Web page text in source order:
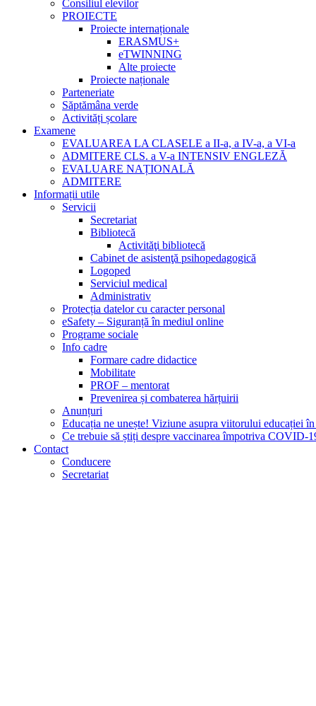
Consiliul elevilor
PROIECTE
Proiecte internaționale
ERASMUS+
eTWINNING
Alte proiecte
Proiecte naționale
Parteneriate
Săptămâna verde
Activități școlare
Examene
EVALUAREA LA CLASELE a II-a, a IV-a, a VI-a
ADMITERE CLS. a V-a INTENSIV ENGLEZĂ
EVALUARE NAȚIONALĂ
ADMITERE
Informații utile
Servicii
Secretariat
Bibliotecă
Activităţi bibliotecă
Cabinet de asistenţă psihopedagogică
Logoped
Serviciul medical
Administrativ
Protecția datelor cu caracter personal
eSafety – Siguranță în mediul online
Programe sociale
Info cadre
Formare cadre didactice
Mobilitate
PROF – mentorat
Prevenirea și combaterea hărțuirii
Anunțuri
Educația ne unește! Viziune asupra viitorului educației
Ce trebuie să știți despre vaccinarea împotriva COVID-
Contact
Conducere
Secretariat